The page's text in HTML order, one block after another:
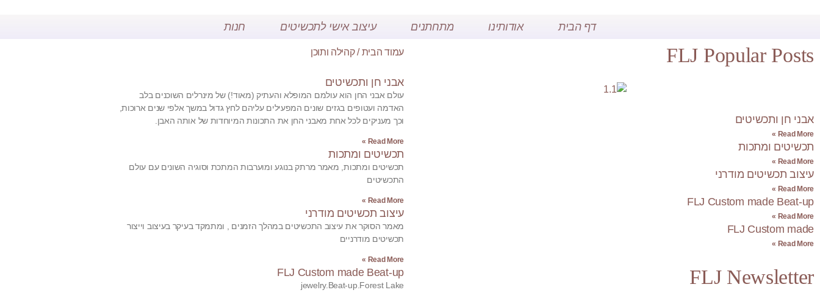
דף הבית אודותינו מתחתנים עיצוב אישי לתכשיטים חנות
FLJ Popular Posts
אבני חן ותכשיטים
Read More »
תכשיטים ומתכות
Read More »
עיצוב תכשיטים מודרני
Read More »
FLJ Custom made Beat-up
Read More »
FLJ Custom made
Read More »
FLJ Newsletter
עמוד הבית/ קהילה ותוכן
אבני חן ותכשיטים
עולם אבני החן הוא עולמם המופלא והעתיק (מאוד!) של מינרלים השוכנים בלב
האדמה ועטופים בגזים שונים המפעילים עליהם לחץ גדול במשך אלפי שנים ארוכות,
וכך מעניקים לכל אחת מאבני החן את התכונות המיוחדות של אותה האבן.
Read More »
תכשיטים ומתכות
תכשיטים ומתכות, מאמר מרתק בנוגע ומוערבות המתכת וסוגיה השונים עם עולם
התכשיטים
Read More »
עיצוב תכשיטים מודרני
מאמר הסוקר את עיצוב התכשיטים במהלך הזמנים , ומתמקד בעיקר בעיצוב וייצור
תכשיטים מודרניים
Read More »
FLJ Custom made Beat-up
jewelry.Beat-up.Forest Lake